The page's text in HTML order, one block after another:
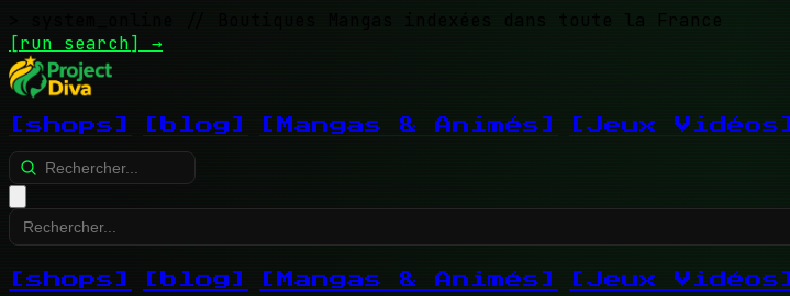
// Boutiques Mangas indexées dans toute la France
[run search] →
[shops] [blog] [Mangas & Animés] [Jeux Vidéos]
[shops] [blog] [Mangas & Animés] [Jeux Vidéos]